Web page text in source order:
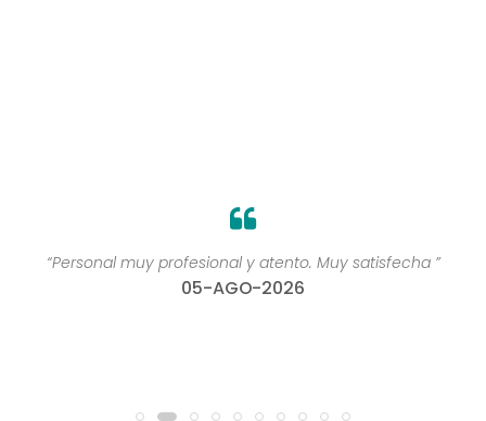
“Personal muy profesional y atento. Muy satisfecha ”
05-AGO-2026